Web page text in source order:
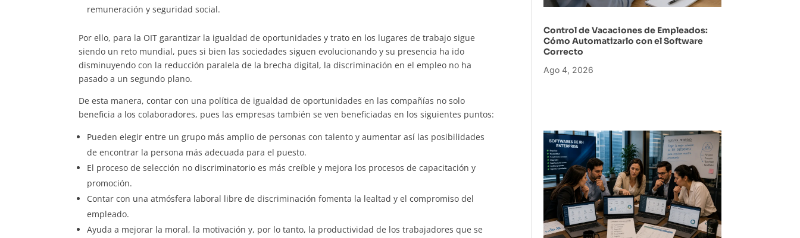
remuneración y seguridad social.
Por ello, para la OIT garantizar la igualdad de oportunidades y trato en los lugares de trabajo sigue
siendo un reto mundial, pues si bien las sociedades siguen evolucionando y su presencia ha ido
disminuyendo con la reducción paralela de la brecha digital, la discriminación en el empleo no ha
pasado a un segundo plano.
De esta manera, contar con una política de igualdad de oportunidades en las compañías no solo
beneficia a los colaboradores, pues las empresas también se ven beneficiadas en los siguientes puntos:
Pueden elegir entre un grupo más amplio de personas con talento y aumentar así las posibilidades
de encontrar la persona más adecuada para el puesto.
El proceso de selección no discriminatorio es más creíble y mejora los procesos de capacitación y
promoción.
Contar con una atmósfera laboral libre de discriminación fomenta la lealtad y el compromiso del
empleado.
Ayuda a mejorar la moral, la motivación y, por lo tanto, la productividad de los trabajadores que se
Control de Vacaciones de Empleados:
Cómo Automatizarlo con el Software
Correcto
Ago 4, 2026